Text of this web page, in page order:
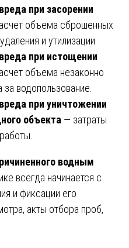
при засорении
объема сброшенных
и утилизации.
при истощении
объема незаконно
водопользование.
при уничтожении
объекта — затраты
водным
всегда начинается с
и фиксации его
акты отбора проб,